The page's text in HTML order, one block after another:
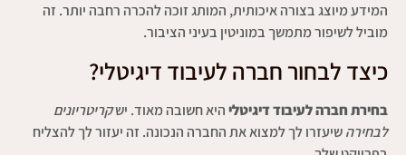
המידע מיוצג בצורה איכותית, המותג זוכה להכרה רחבה יותר. זה
מוביל לשיפור מתמשך במוניטין בעיני הציבור.
כיצד לבחור חברה לעיבוד דיגיטלי?
בחירת חברה לעיבוד דיגיטליהיא חשובה מאוד. ישקריטריונים
לבחירהשיעזרו לך למצוא את החברה הנכונה. זה יעזור לך להצליח